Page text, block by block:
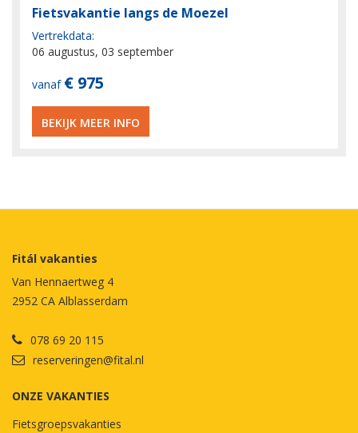
Fietsvakantie langs de Moezel
Vertrekdata:
06 augustus, 03 september
vanaf € 975
BEKIJK MEER INFO
Fitál vakanties
Van Hennaertweg 4
2952 CA Alblasserdam
078 69 20 115
reserveringen@fital.nl
ONZE VAKANTIES
Fietsgroepsvakanties